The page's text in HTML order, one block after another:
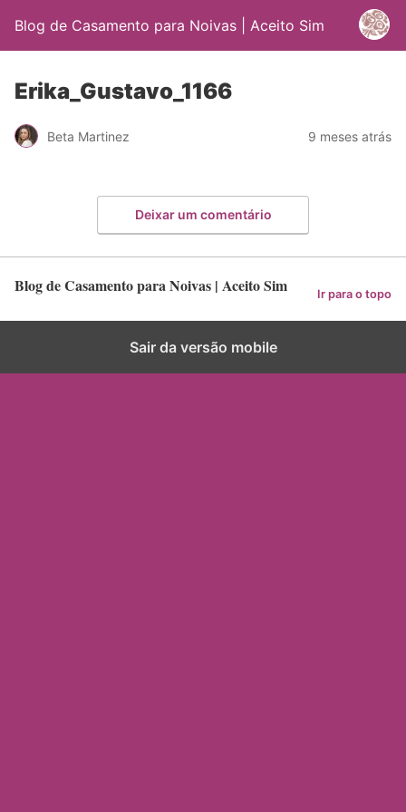
Blog de Casamento para Noivas | Aceito Sim
Erika_Gustavo_1166
Beta Martinez 9 meses atrás
Deixar um comentário
Blog de Casamento para Noivas | Aceito Sim Ir para o topo
Sair da versão mobile